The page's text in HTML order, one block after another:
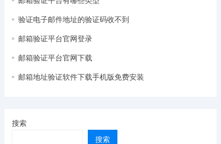
验证电子邮件地址的验证码收不到
邮箱验证平台官网登录
邮箱验证平台官网下载
邮箱地址验证软件下载手机版免费安装
搜索
搜索